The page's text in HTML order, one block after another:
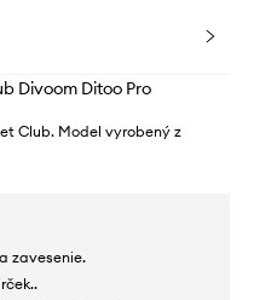
Divoom Ditoo Pro
Club. Model vyrobený z
zavesenie.